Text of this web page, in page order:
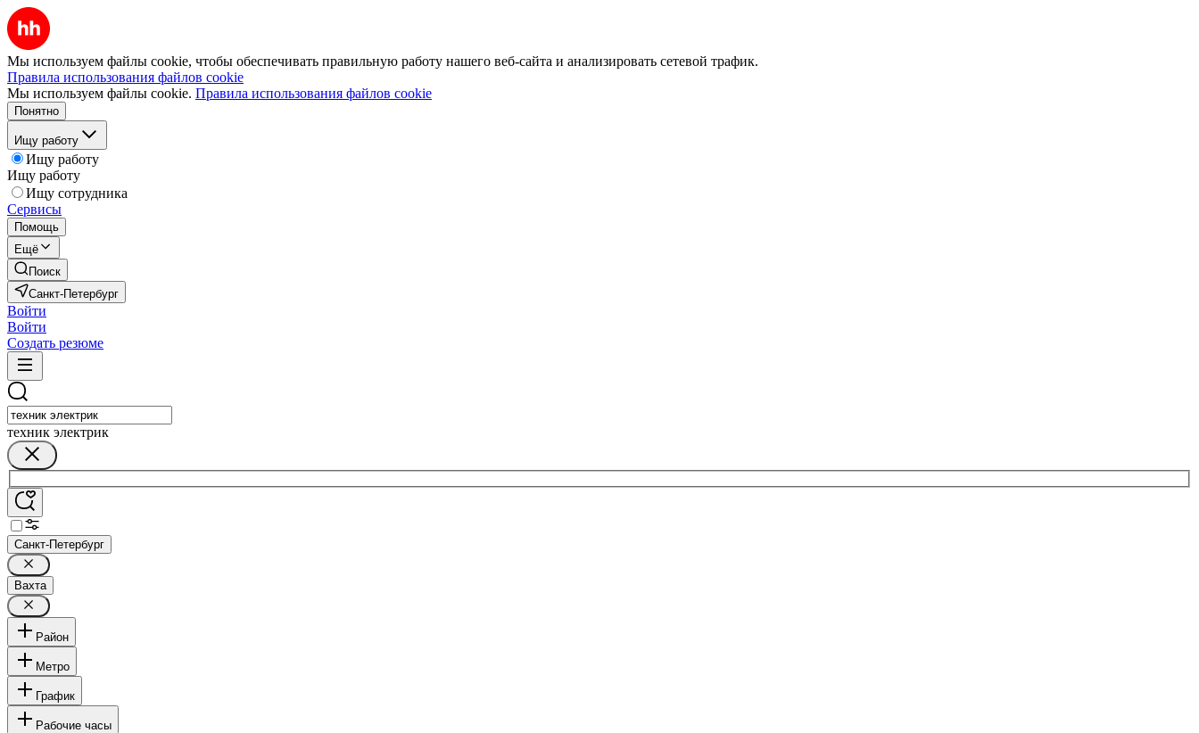
Мы используем файлы cookie, чтобы обеспечивать правильную работу нашего веб-сайта и анализировать сетевой трафик.
Правила использования файлов cookie
Мы используем файлы cookie. Правила использования файлов cookie
Понятно
Ищу работу
Ищу работу
Ищу работу
Ищу сотрудника
Сервисы
Помощь
Ещё
Поиск
Санкт-Петербург
Войти
Войти
Создать резюме
техник электрик
Санкт-Петербург
Вахта
Район
Метро
График
Рабочие часы